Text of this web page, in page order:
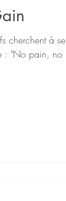
cherchent à se
: "No pain, no